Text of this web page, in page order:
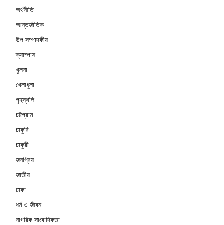
অর্থনীতি
আন্তর্জাতিক
উপ সম্পাদকীয়
ক্যাম্পাস
খুলনা
খেলাধুলা
গৃহস্থলি
চট্টগ্রাম
চাকুরি
চাকুরী
জনপ্রিয়
জাতীয়
ঢাকা
ধর্ম ও জীবন
নাগরিক সাংবাদিকতা